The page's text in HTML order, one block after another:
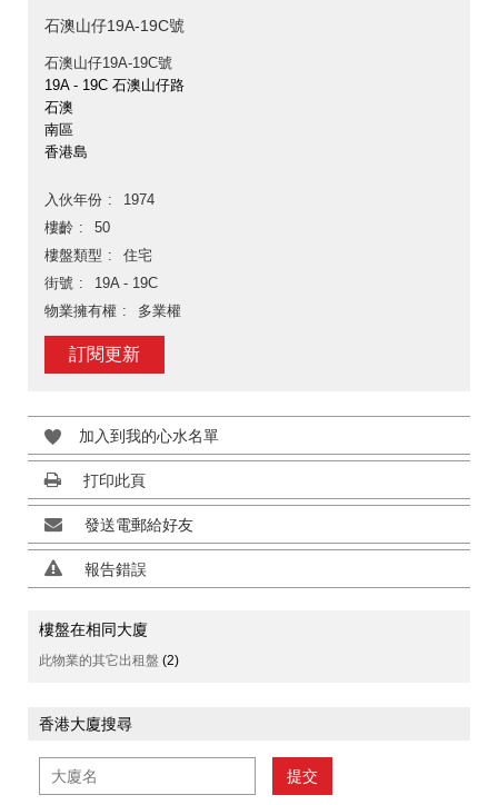
石澳山仔19A-19C號
石澳山仔19A-19C號
19A - 19C 石澳山仔路
石澳
南區
香港島
入伙年份
1974
樓齡
50
樓盤類型
住宅
街號
19A - 19C
物業擁有權
多業權
訂閱更新
加入到我的心水名單
打印此頁
發送電郵給好友
報告錯誤
樓盤在相同大廈
此物業的其它出租盤 (2)
香港大廈搜尋
提交